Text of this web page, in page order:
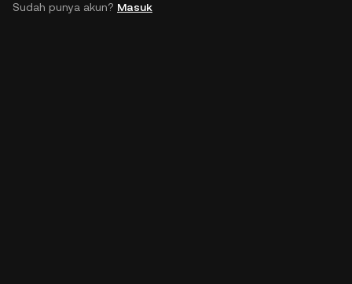
Sudah punya akun? Masuk